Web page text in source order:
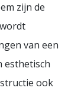
zijn de
van een
esthetisch
ook